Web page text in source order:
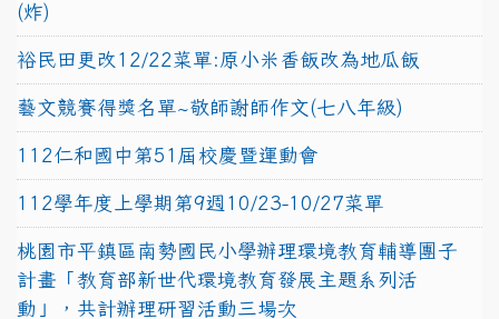
(炸)
裕民田更改12/22菜單:原小米香飯改為地瓜飯
藝文競賽得獎名單~敬師謝師作文(七八年級)
112仁和國中第51屆校慶暨運動會
112學年度上學期第9週10/23-10/27菜單
桃園市平鎮區南勢國民小學辦理環境教育輔導團子
計畫「教育部新世代環境教育發展主題系列活
動」，共計辦理研習活動三場次